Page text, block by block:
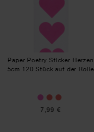
Paper Poetry Sticker Herzen
5cm 120 Stück auf der Rolle
7,99 €